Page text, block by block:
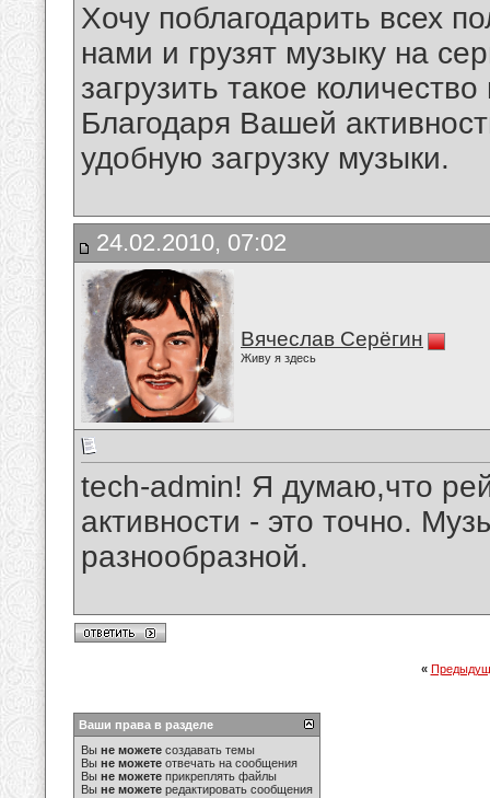
Хочу поблагодарить всех
нами и грузят музыку на
загрузить такое
Благодаря Вашей
удобную загрузку музыки.
24.02.2010, 07:02
Вячеслав Серёгин
Живу я здесь
tech-admin! Я думаю,что
активности - это точно.
разнообразной.
«
Ваши права в разделе
Вы не можете создавать темы
Вы не можете отвечать на сообщения
Вы не можете прикреплять файлы
Вы не можете редактировать сообщения